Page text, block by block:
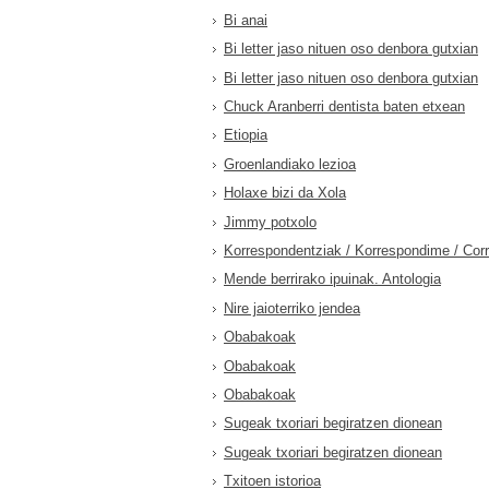
Bi anai
Bi letter jaso nituen oso denbora gutxian
Bi letter jaso nituen oso denbora gutxian
Chuck Aranberri dentista baten etxean
Etiopia
Groenlandiako lezioa
Holaxe bizi da Xola
Jimmy potxolo
Korrespondentziak / Korrespondime /
Mende berrirako ipuinak. Antologia
Nire jaioterriko jendea
Obabakoak
Obabakoak
Obabakoak
Sugeak txoriari begiratzen dionean
Sugeak txoriari begiratzen dionean
Txitoen istorioa